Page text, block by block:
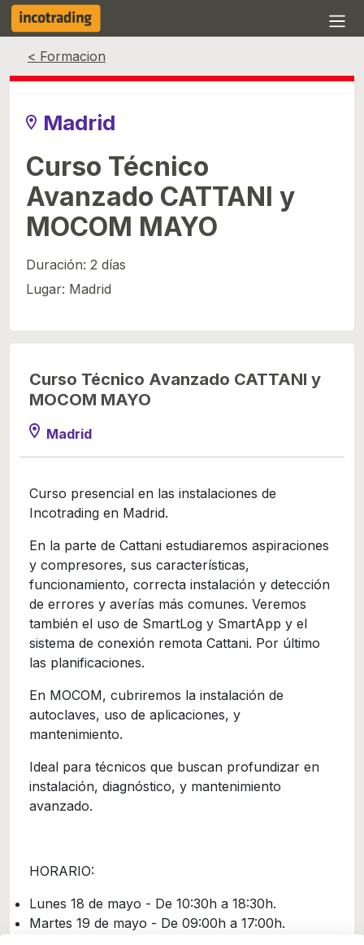
< Formacion
Madrid
Curso Técnico
Avanzado CATTANI y
MOCOM MAYO
Duración: 2 días
Lugar: Madrid
Curso Técnico Avanzado CATTANI y
MOCOM MAYO
Madrid
Curso presencial en las instalaciones de
Incotrading en Madrid.
En la parte de Cattani estudiaremos aspiraciones
y compresores, sus características,
funcionamiento, correcta instalación y detección
de errores y averías más comunes. Veremos
también el uso de SmartLog y SmartApp y el
sistema de conexión remota Cattani. Por último
las planificaciones.
En MOCOM, cubriremos la instalación de
autoclaves, uso de aplicaciones, y
mantenimiento.
Ideal para técnicos que buscan profundizar en
instalación, diagnóstico, y mantenimiento
avanzado.
HORARIO:
Lunes 18 de mayo - De 10:30h a 18:30h.
Martes 19 de mayo - De 09:00h a 17:00h.